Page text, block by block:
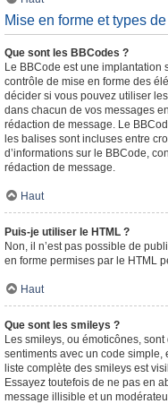
Mise en forme et types
Que sont les BBCodes ?
Le BBCode est une implantation
contrôle de mise en forme des
décider si vous pouvez utiliser
dans chacun de vos messages
rédaction de message. Le
les balises sont incluses entre
d’informations sur le BBCode,
rédaction de message.
Haut
Puis-je utiliser le HTML ?
Non, il n’est pas possible de
en forme permises par le HTML
Haut
Que sont les smileys ?
Les smileys, ou émoticônes,
sentiments avec un code simple,
liste complète des smileys est
Essayez toutefois de ne pas en
message illisible et un